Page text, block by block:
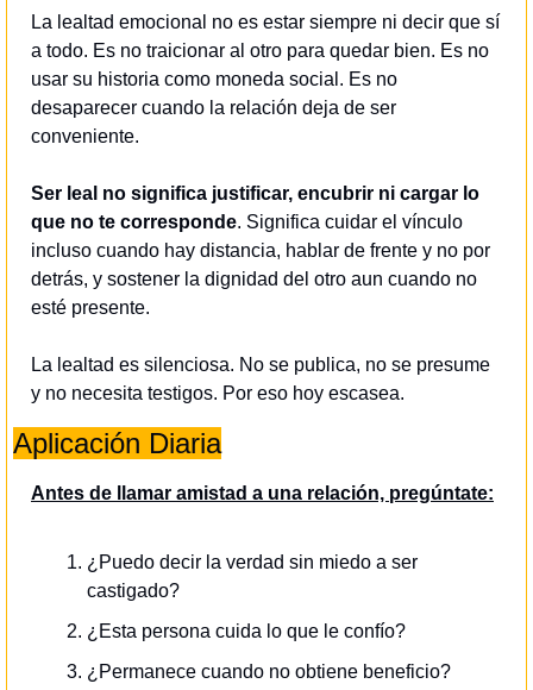
La lealtad emocional no es estar siempre ni decir que sí
a todo. Es no traicionar al otro para quedar bien. Es no
usar su historia como moneda social. Es no
desaparecer cuando la relación deja de ser
conveniente.
Ser leal no significa justificar, encubrir ni cargar lo
que no te corresponde. Significa cuidar el vínculo
incluso cuando hay distancia, hablar de frente y no por
detrás, y sostener la dignidad del otro aun cuando no
esté presente.
La lealtad es silenciosa. No se publica, no se presume
y no necesita testigos. Por eso hoy escasea.
Aplicación Diaria
Antes de llamar amistad a una relación, pregúntate:
¿Puedo decir la verdad sin miedo a ser
castigado?
¿Esta persona cuida lo que le confío?
¿Permanece cuando no obtiene beneficio?